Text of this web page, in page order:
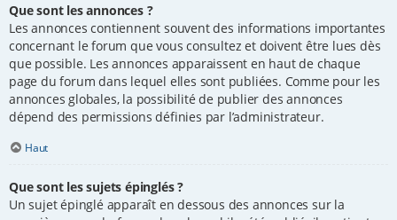
Que sont les annonces ?
Les annonces contiennent souvent des informations importantes
concernant le forum que vous consultez et doivent être lues dès
que possible. Les annonces apparaissent en haut de chaque
page du forum dans lequel elles sont publiées. Comme pour les
annonces globales, la possibilité de publier des annonces
dépend des permissions définies par l’administrateur.
Haut
Que sont les sujets épinglés ?
Un sujet épinglé apparaît en dessous des annonces sur la